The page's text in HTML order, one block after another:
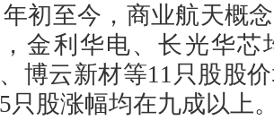
年初至今，商业航天概
金利华电、长光华
博云新材等11只股股
只股涨幅均在九成以上